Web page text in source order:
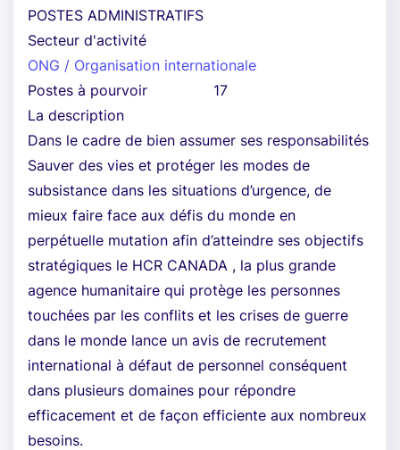
POSTES ADMINISTRATIFS
Secteur d'activité
ONG / Organisation internationale
Postes à pourvoir
17
La description
Dans le cadre de bien assumer ses responsabilités
Sauver des vies et protéger les modes de
subsistance dans les situations d’urgence, de
mieux faire face aux défis du monde en
perpétuelle mutation afin d’atteindre ses objectifs
stratégiques le HCR CANADA , la plus grande
agence humanitaire qui protège les personnes
touchées par les conflits et les crises de guerre
dans le monde lance un avis de recrutement
international à défaut de personnel conséquent
dans plusieurs domaines pour répondre
efficacement et de façon efficiente aux nombreux
besoins.